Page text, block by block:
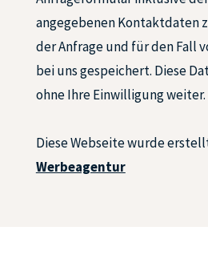
angegebenen Kontaktdaten
der Anfrage und für den Fall
bei uns gespeichert. Diese
ohne Ihre Einwilligung weiter.
Diese Webseite wurde
Werbeagentur